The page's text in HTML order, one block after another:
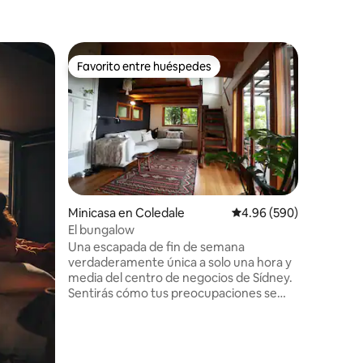
Favorito entre huéspedes
Favorito entre huéspedes
Minicasa en Coledale Calificación promedio:
4.96 (590)
El bungalow
Una escapada de fin de semana
verdaderamente única a solo una hora y
media del centro de negocios de Sídney.
Sentirás cómo tus preocupaciones se